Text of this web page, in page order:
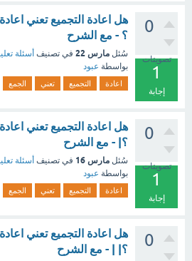
0
تصويتات
1
إجابة
هل اعادة التجميع تعني
؟ - مع الشرح
سُئل مارس 22 في تصنيف أسئلة
بواسطة عبود
اعادة التجميع تعني الجمع
0
تصويتات
1
إجابة
هل اعادة التجميع تعني
؟| - مع الشرح
سُئل مارس 16 في تصنيف أسئلة
بواسطة عبود
اعادة التجميع تعني الجمع
0
هل اعادة التجميع تعني
؟| | - مع الشرح